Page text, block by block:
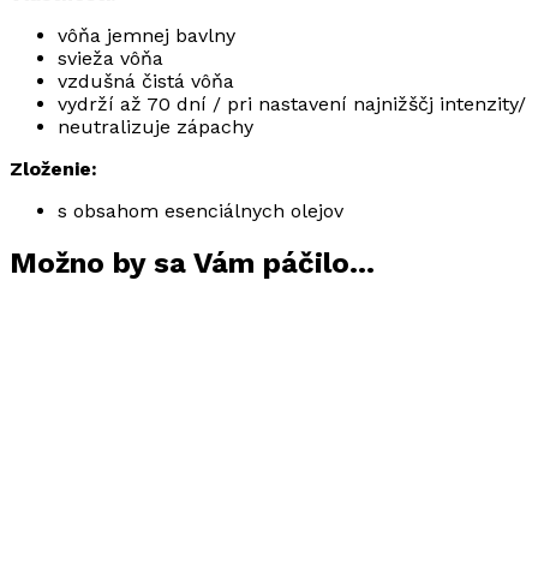
vôňa jemnej bavlny
svieža vôňa
vzdušná čistá vôňa
vydrží až 70 dní / pri nastavení najnižščj intenzity/
neutralizuje zápachy
Zloženie:
s obsahom esenciálnych olejov
Možno by sa Vám páčilo…